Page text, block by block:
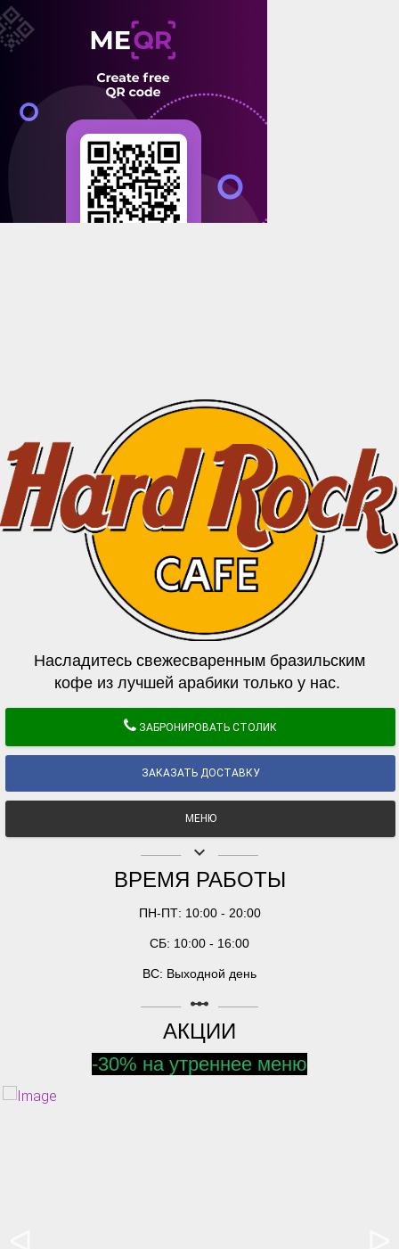
Насладитесь свежесваренным бразильским
кофе из лучшей арабики только у нас.
ЗАБРОНИРОВАТЬ СТОЛИК
ЗАКАЗАТЬ ДОСТАВКУ
МЕНЮ
keyboard_arrow_down
ВРЕМЯ РАБОТЫ
ПН-ПТ: 10:00 - 20:00
СБ: 10:00 - 16:00
ВС: Выходной день
linear_scale
АКЦИИ
-30% на утреннее меню